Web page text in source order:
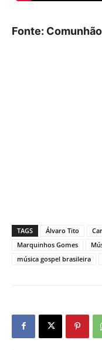
Fonte: Comunhão
TAGS Álvaro Tito
Marquinhos Gomes
música gospel brasileira